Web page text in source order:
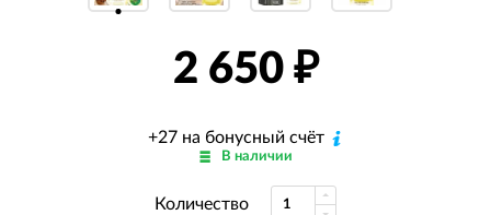
2 650 ₽
+27 на бонусный счёт
В наличии
Количество